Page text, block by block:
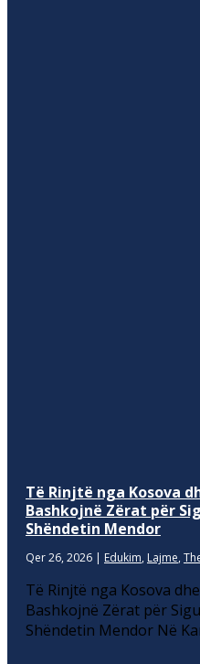
Të Rinjtë nga Kosova
Bashkojnë Zërat për
Shëndetin Mendor
Qer 26, 2026 | Edukim, Lajme,
Të Rinjtë nga Kosova
Bashkojnë Zërat për
Shëndetin Mendor Në